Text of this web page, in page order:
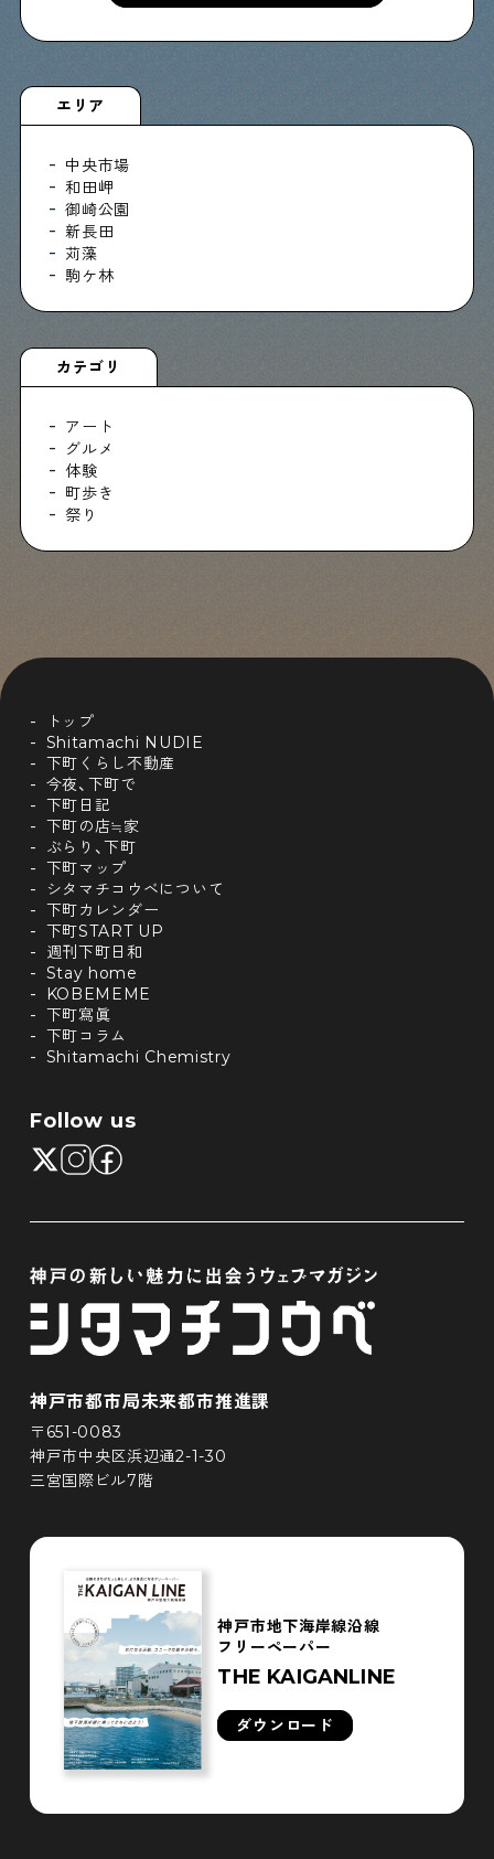
下町マップ
下町カレンダー
Stay Home
下町寫眞
エリア
中央市場
和田岬
御崎公園
新長田
苅藻
駒ケ林
カテゴリ
アート
グルメ
体験
町歩き
祭り
トップ
Shitamachi NUDIE
下町くらし不動産
今夜、下町で
下町日記
下町の店≒家
ぶらり、下町
下町マップ
シタマチコウベについて
下町カレンダー
下町START UP
週刊下町日和
Stay home
KOBEMEME
下町寫眞
下町コラム
Shitamachi Chemistry
Follow us
神戸市都市局未来都市推進課
〒651-0083
神戸市中央区浜辺通2-1-30
三宮国際ビル7階
神戸市地下海岸線沿線
フリーペーパー
THE KAIGANLINE
ダウンロード